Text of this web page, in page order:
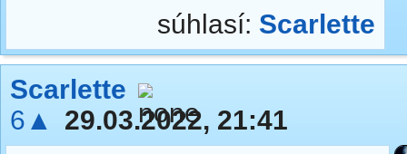
súhlasí: Scarlette
Scarlette
6▲
29.03.2022, 21:41